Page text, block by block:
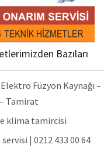
Bazıları
Füzyon Kaynağı –
Tamirat
klima tamircisi
servisi | 0212 433 00 64